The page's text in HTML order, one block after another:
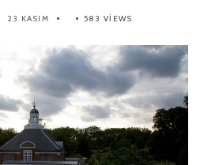
23 KASIM 583 VIEWS